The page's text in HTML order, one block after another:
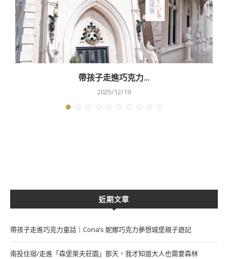
帶孩子走進巧克力...
2025/12/19
近期文章
帶孩子走進巧克力童話｜Cona’s 妮娜巧克力夢想城堡親子遊記
南投住宿/走進「森堡萊夫莊園」那天，我才知道大人也需要森林